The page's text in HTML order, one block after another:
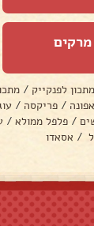
מרקים
מתכון לפנקייק /
/ פריקסה /
/ פלפל ממולא /
/ אסאדו